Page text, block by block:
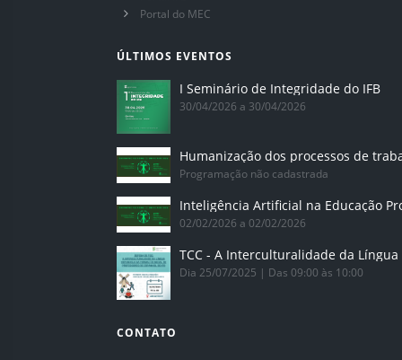
Portal do MEC
ÚLTIMOS EVENTOS
I Seminário de Integridade do IFB
30/04/2026 a 30/04/2026
Humanização dos processos de
Programação não cadastrada
02/02/2026 a 02/02/2026
Dia 25/07/2025 | Das 09:00 às 10:00
CONTATO